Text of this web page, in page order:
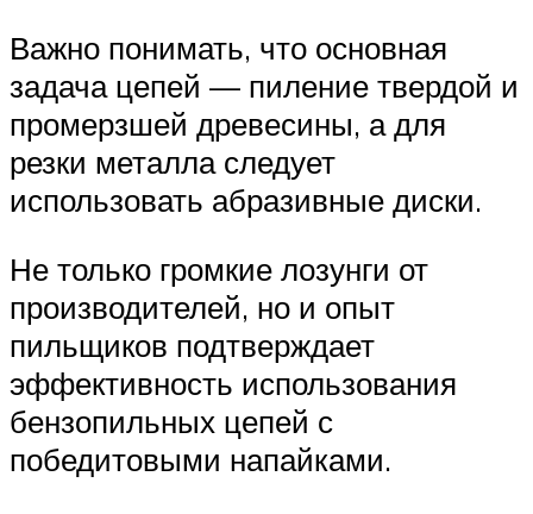
Важно понимать, что основная
задача цепей — пиление твердой и
промерзшей древесины, а для
резки металла следует
использовать абразивные диски.
Не только громкие лозунги от
производителей, но и опыт
пильщиков подтверждает
эффективность использования
бензопильных цепей с
победитовыми напайками.